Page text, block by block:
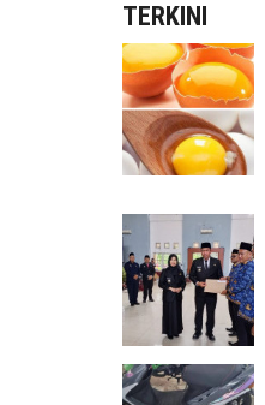
TERKINI